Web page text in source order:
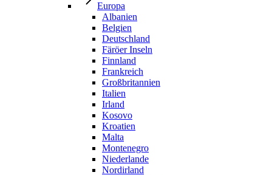
Europa
Albanien
Belgien
Deutschland
Färöer Inseln
Finnland
Frankreich
Großbritannien
Italien
Irland
Kosovo
Kroatien
Malta
Montenegro
Niederlande
Nordirland